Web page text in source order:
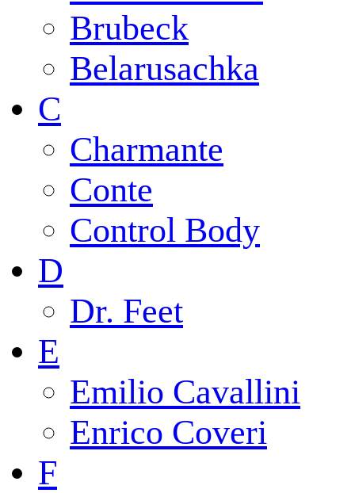
Brubeck
Belarusachka
C
Charmante
Conte
Control Body
D
Dr. Feet
E
Emilio Cavallini
Enrico Coveri
F